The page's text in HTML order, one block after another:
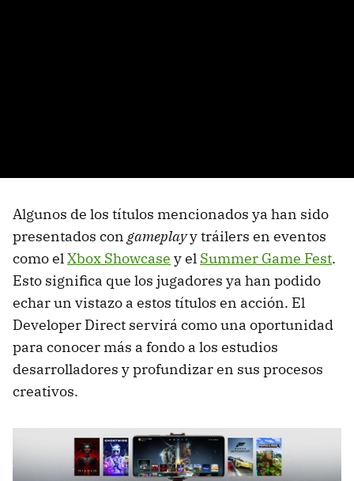
Algunos de los títulos mencionados ya han sido
presentados con gameplayy tráilers en eventos
como elXbox Showcase y el Summer Game Fest.
Esto significa que los jugadores ya han podido
echar un vistazo a estos títulos en acción. El
Developer Direct servirá como una oportunidad
para conocer más a fondo a los estudios
desarrolladores y profundizar en sus procesos
creativos.